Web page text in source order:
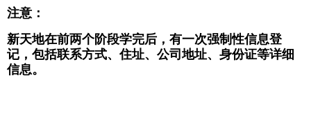
注意：
新天地在前两个阶段学完后，有一次强制性信息登
记，包括联系方式、住址、公司地址、 身份证等详细
信息。